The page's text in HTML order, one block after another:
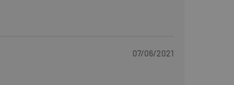
07/06/2021